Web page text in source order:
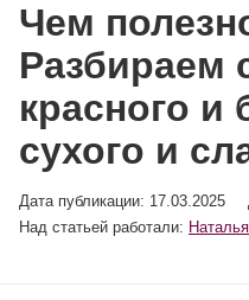
Чем
Разбираем
красного и
сухого и
Дата публикации: 17.03.2025
Над статьей работали: